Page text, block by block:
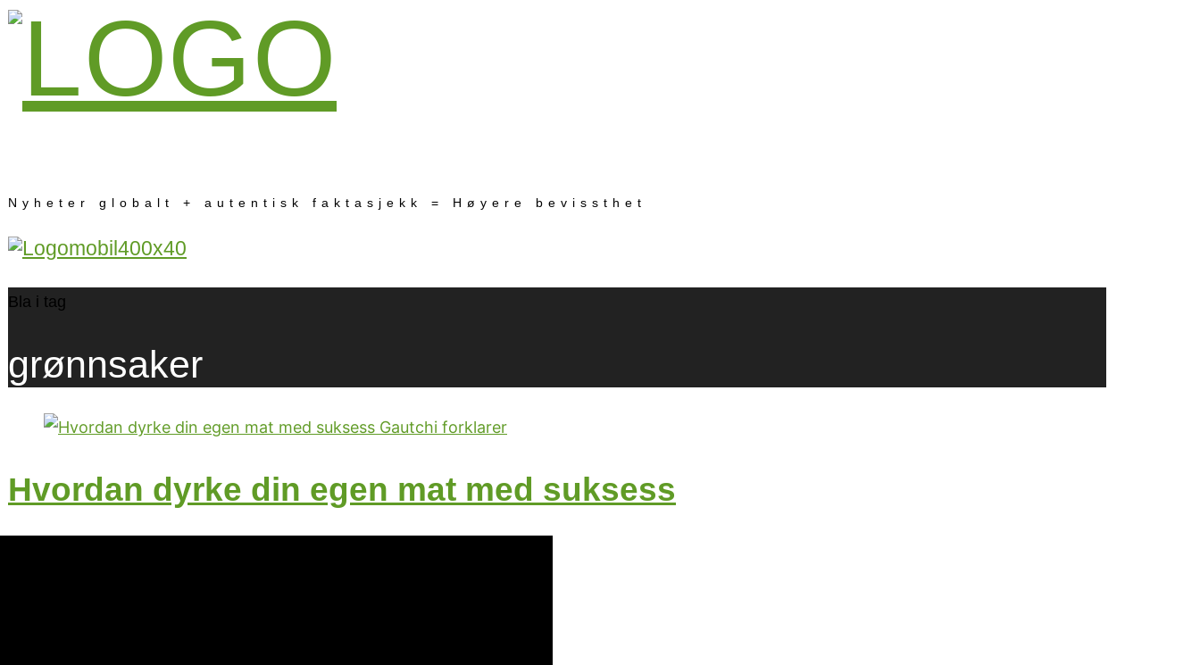
Nyheter globalt + autentisk faktasjekk = Høyere bevissthet
Bla i tag
grønnsaker
Hvordan dyrke din egen mat med suksess